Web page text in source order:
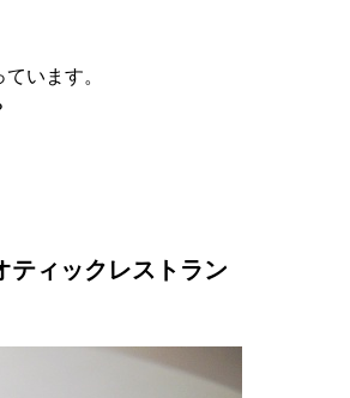
います。
ティックレストラン